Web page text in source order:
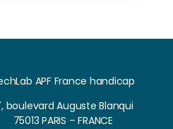
APF France handicap
boulevard Auguste Blanqui
75013 PARIS – FRANCE